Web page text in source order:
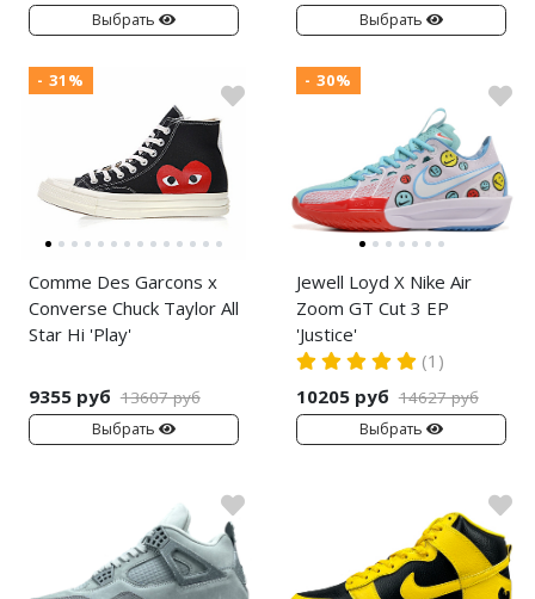
Выбрать Выбрать
- 31%
Comme Des Garcons x
Converse Chuck Taylor All
Star Hi 'Play'
9355 руб 13607 руб
Выбрать
- 30%
Jewell Loyd X Nike Air
Zoom GT Cut 3 EP
'Justice'
(1)
10205 руб 14627 руб
Выбрать